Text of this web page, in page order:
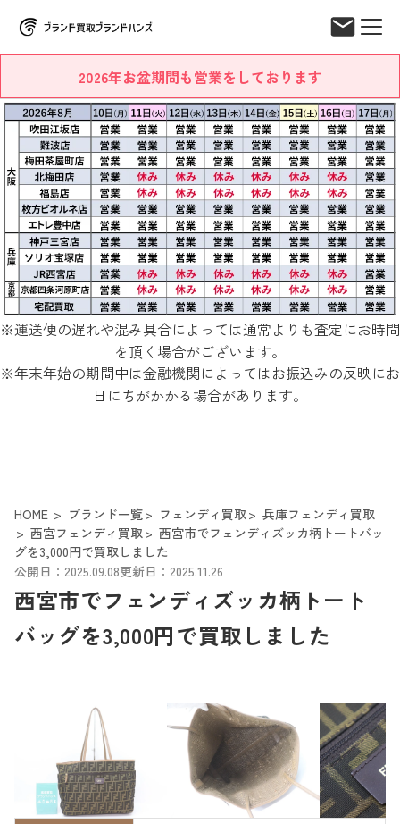
2026年お盆期間も営業をしております
※運送便の遅れや混み具合によっては通常よりも査定にお時間
を頂く場合がございます。
※年末年始の期間中は金融機関によってはお振込みの反映にお
日にちがかかる場合があります。
HOME ブランド一覧 フェンディ買取
兵庫フェンディ買取
西宮フェンディ買取
西宮市でフェンディズッカ柄トートバッ
グを3,000円で買取しました
公開日：2025.09.08更新日：2025.11.26
西宮市でフェンディズッカ柄トート
バッグを3,000円で買取しました